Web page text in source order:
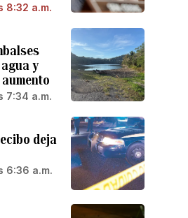
8:32 a.m.
y
7:34 a.m.
deja
6:36 a.m.